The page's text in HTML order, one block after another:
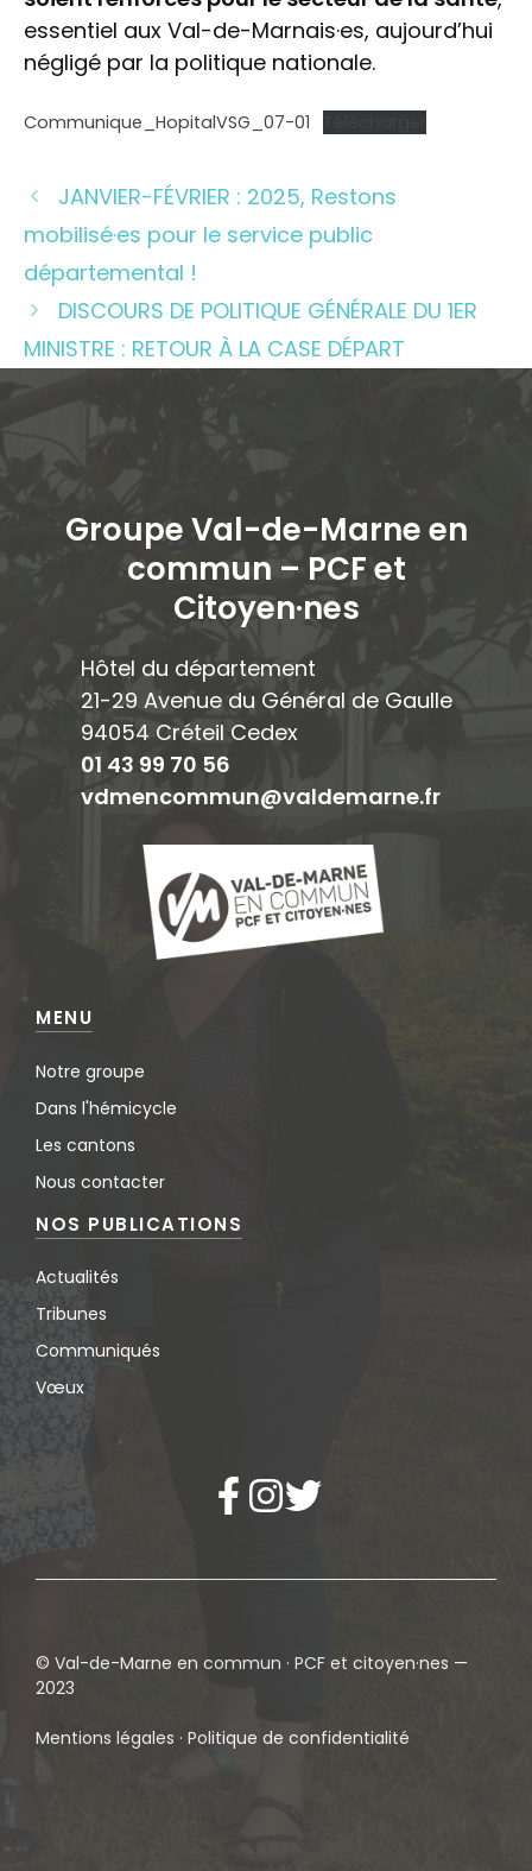
essentiel aux Val-de-Marnais·es, aujourd’hui
négligé par la politique nationale.
Communique_HopitalVSG_07-01
JANVIER-FÉVRIER : 2025, Restons
mobilisé·es pour le service public
départemental !
DISCOURS DE POLITIQUE GÉNÉRALE DU 1ER
MINISTRE : RETOUR À LA CASE DÉPART
Groupe Val-de-Marne en
commun – PCF et
Citoyen·nes
Hôtel du département
21-29 Avenue du Général de Gaulle
94054 Créteil Cedex
01 43 99 70 56
vdmencommun@valdemarne.fr
MENU
Notre groupe
Dans l'hémicycle
Les cantons
Nous contacter
NOS PUBLICATIONS
Actualités
Tribunes
Communiqués
Vœux
© Val-de-Marne en commun · PCF et citoyen·nes —
2023
Mentions légales · Politique de confidentialité